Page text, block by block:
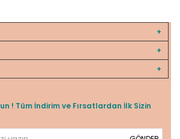
! Tüm İndirim ve Fırsatlardan İlk Sizin